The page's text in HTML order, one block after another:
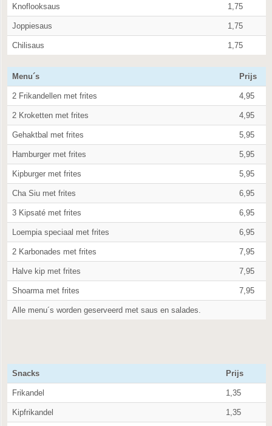
Knoflooksaus 1,75
Joppiesaus 1,75
Chilisaus 1,75
Menu´s Prijs
2 Frikandellen met frites 4,95
2 Kroketten met frites 4,95
Gehaktbal met frites 5,95
Hamburger met frites 5,95
Kipburger met frites 5,95
Cha Siu met frites 6,95
3 Kipsaté met frites 6,95
Loempia speciaal met frites 6,95
2 Karbonades met frites 7,95
Halve kip met frites 7,95
Shoarma met frites 7,95
Alle menu´s worden geserveerd met saus en salades.
Snacks Prijs
Frikandel 1,35
Kipfrikandel 1,35